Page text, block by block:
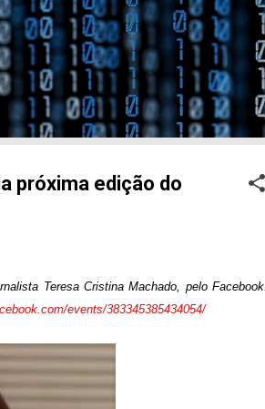
próxima edição do
Teresa Cristina Machado, pelo Facebook.
events/383345385434054/